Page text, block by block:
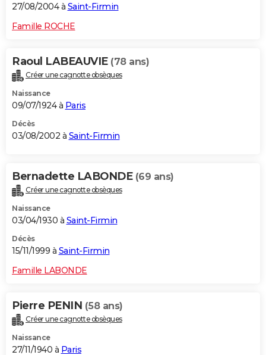
27/08/2004 à Saint-Firmin
Famille ROCHE
Raoul LABEAUVIE (78 ans)
Créer une cagnotte obsèques
Naissance
09/07/1924 à Paris
Décès
03/08/2002 à Saint-Firmin
Bernadette LABONDE (69 ans)
Créer une cagnotte obsèques
Naissance
03/04/1930 à Saint-Firmin
Décès
15/11/1999 à Saint-Firmin
Famille LABONDE
Pierre PENIN (58 ans)
Créer une cagnotte obsèques
Naissance
27/11/1940 à Paris